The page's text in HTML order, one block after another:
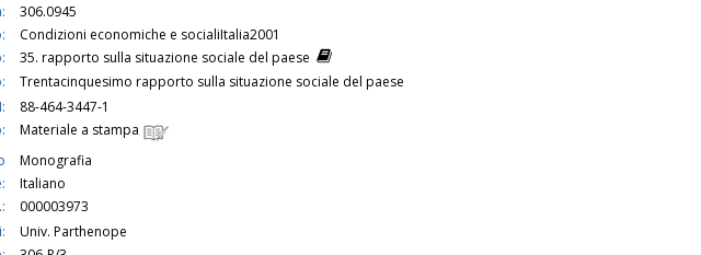
306.0945
Condizioni economiche e socialiItalia2001
35. rapporto sulla situazione sociale del paese
Trentacinquesimo rapporto sulla situazione sociale del paese
88-464-3447-1
Materiale a stampa
Monografia
Italiano
000003973
Univ. Parthenope